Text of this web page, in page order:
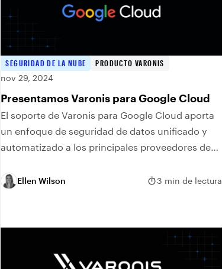
SEGURIDAD DE LA NUBE
PRODUCTO VARONIS
nov 29, 2024
Presentamos Varonis para Google Cloud
El soporte de Varonis para Google Cloud aporta
un enfoque de seguridad de datos unificado y
automatizado a los principales proveedores de
Ellen Wilson 3 min de lectura